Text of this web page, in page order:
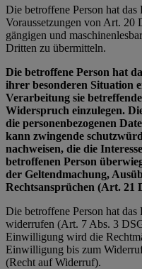
Die betroffene Person hat
Voraussetzungen von Art. 20
gängigen und
Dritten zu übermitteln.
Die betroffene Person hat
ihrer besonderen Situation
Verarbeitung sie
Widerspruch einzulegen.
die personenbezogenen
kann zwingende
nachweisen, die die
betroffenen Person
der Geltendmachung,
Rechtsansprüchen (Art. 21
Die betroffene Person hat
widerrufen (Art. 7 Abs. 3
Einwilligung wird die
Einwilligung bis zum
(Recht auf Widerruf).